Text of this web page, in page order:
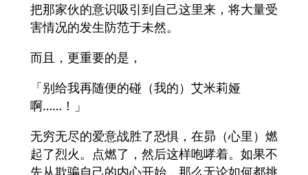
把那家伙的意识吸引到自己这里来，将大量受
害情况的发生防范于未然。
而且，更重要的是，
「别给我再随便的碰（我的）艾米莉娅
啊……！」
无穷无尽的爱意战胜了恐惧，在昴（心里）燃
起了烈火。点燃了，然后这样咆哮着。如果不